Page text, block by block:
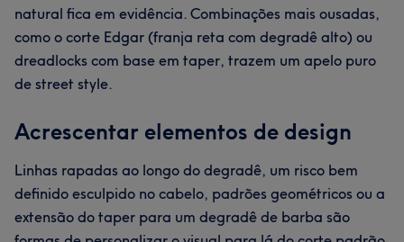
natural fica em evidência. Combinações mais ousadas,
como o corte Edgar (franja reta com degradê alto) ou
dreadlocks com base em taper, trazem um apelo puro
de street style.
Acrescentar elementos de design
Linhas rapadas ao longo do degradê, um risco bem
definido esculpido no cabelo, padrões geométricos ou a
extensão do taper para um degradê de barba são